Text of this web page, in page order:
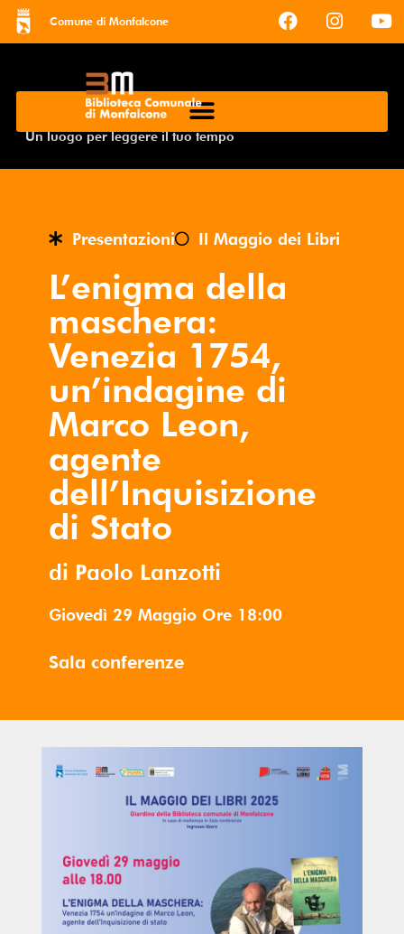
Comune di Monfalcone
Un luogo per leggere il tuo tempo
Presentazioni Il Maggio dei Libri
L’enigma della
maschera:
Venezia 1754,
un’indagine di
Marco Leon,
agente
dell’Inquisizione
di Stato
di Paolo Lanzotti
Giovedì 29 Maggio Ore 18:00
Sala conferenze